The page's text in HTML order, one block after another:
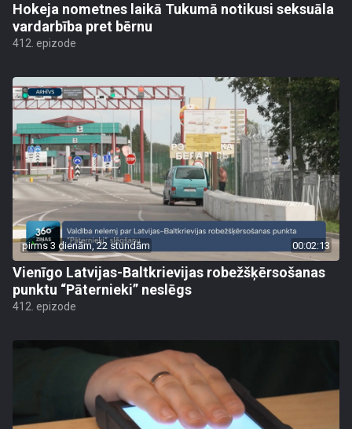
Hokeja nometnes laikā Tukumā notikusi seksuāla
vardarbība pret bērnu
412. epizode
pirms 3 dienām, 22 stundām 00:02:13
Vienīgo Latvijas-Baltkrievijas robežšķērsošanas
punktu “Pāternieki” neslēgs
412. epizode